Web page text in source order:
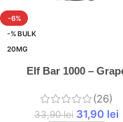
-6%
-% BULK
20MG
Elf Bar 1000 –
(26)
33,90lei 31,90 lei